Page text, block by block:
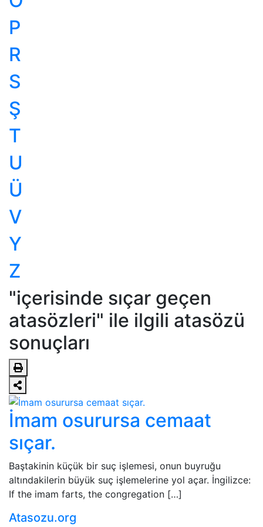
P
R
S
Ş
T
U
Ü
V
Y
Z
"içerisinde sıçar geçen
atasözleri" ile ilgili atasözü
sonuçları
İmam osurursa cemaat
sıçar.
Baştakinin küçük bir suç işlemesi, onun buyruğu
altındakilerin büyük suç işlemelerine yol açar. İngilizce:
If the imam farts, the congregation […]
Atasozu.org